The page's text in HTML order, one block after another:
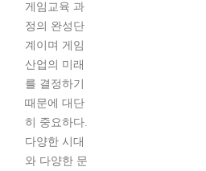
게임교육 과
정의 완성단
계이며 게임
산업의 미래
를 결정하기
때문에 대단
히 중요하다.
다양한 시대
와 다양한 문